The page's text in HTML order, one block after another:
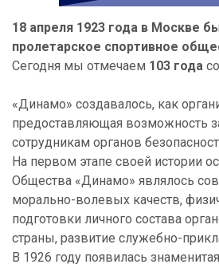
18 апреля 1923 года в Москве
пролетарское спортивное
Сегодня мы отмечаем 103 года
«Динамо» создавалось, как
предоставляющая возможность
сотрудникам органов
На первом этапе своей истории
Общества «Динамо» являлось
морально-волевых качеств,
подготовки личного состава
страны, развитие служебно-
В 1926 году появилась